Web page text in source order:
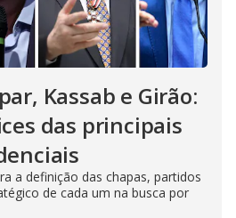
Kassab e Girão:
das principais
a definição das chapas, partidos
de cada um na busca por